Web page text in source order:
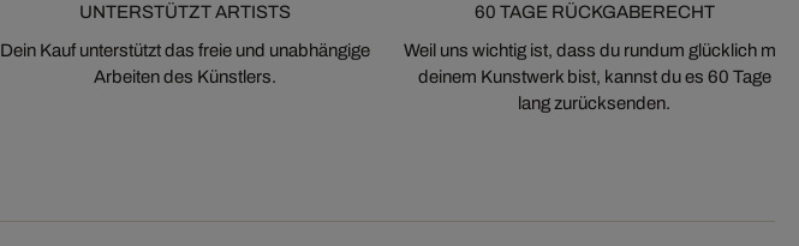
UNTERSTÜTZT ARTISTS
Dein Kauf unterstützt das freie und unabhängige
Arbeiten des Künstlers.
60 TAGE RÜCKGABERECHT
Weil uns wichtig ist, dass du rundum glücklich mit
deinem Kunstwerk bist, kannst du es 60 Tage
lang zurücksenden.